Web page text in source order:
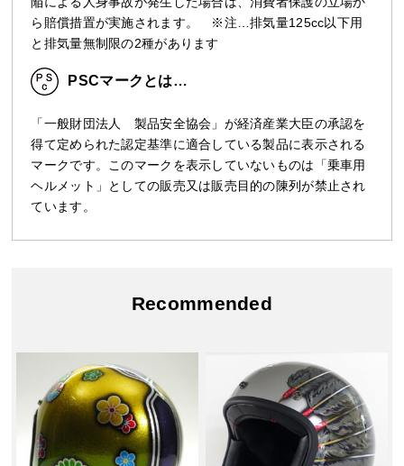
ら賠償措置が実施されます。 ※注…排気量125cc以下用
と排気量無制限の2種があります
PSCマークとは…
「一般財団法人 製品安全協会」が経済産業大臣の承認を
得て定められた認定基準に適合している製品に表示される
マークです。このマークを表示していないものは「乗車用
ヘルメット」としての販売又は販売目的の陳列が禁止され
ています。
Recommended